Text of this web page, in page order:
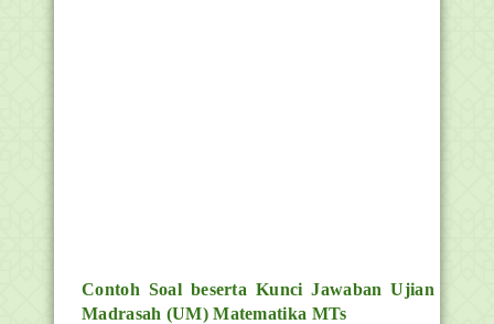
Contoh Soal beserta Kunci Jawaban Ujian
Madrasah (UM) Matematika MTs